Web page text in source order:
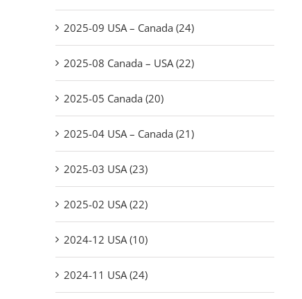
2025-09 USA – Canada (24)
2025-08 Canada – USA (22)
2025-05 Canada (20)
2025-04 USA – Canada (21)
2025-03 USA (23)
2025-02 USA (22)
2024-12 USA (10)
2024-11 USA (24)